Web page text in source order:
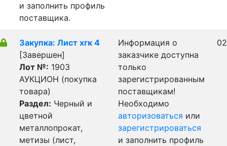
и заполнить профиль
поставщика.
Закупка: Лист хгк 4
[Завершен]
Лот №: 1903
АУКЦИОН (покупка
товара)
Раздел: Черный и
цветной
металлопрокат,
метизы (лист,
Информация о
заказчике доступна
только
зарегистрированным
поставщикам!
Необходимо
авторизоваться или
зарегистрироваться
и заполнить профиль